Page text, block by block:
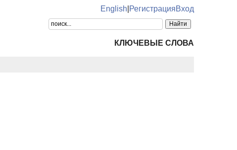
English РегистрацияВход
КЛЮЧЕВЫЕ СЛОВА